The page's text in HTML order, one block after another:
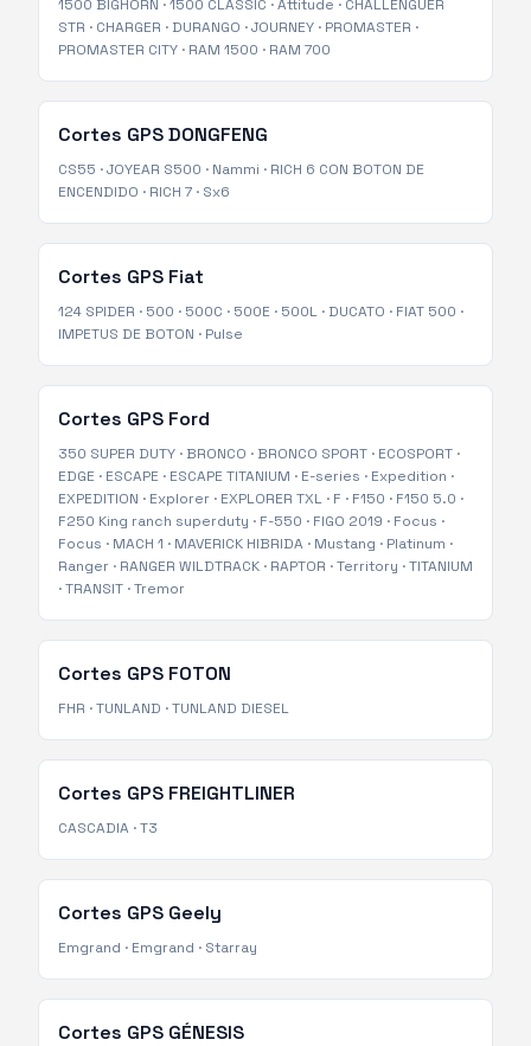
1500 BIGHORN ·1500 CLASSIC ·Attitude · CHALLENGUER
STR · CHARGER · DURANGO ·JOURNEY · PROMASTER ·
PROMASTER CITY · RAM 1500 · RAM 700
Cortes GPSDONGFENG
CS55 ·JOYEAR S500 · Nammi · RICH 6 CON BOTON DE
ENCENDIDO · RICH 7 · Sx6
Cortes GPS Fiat
124 SPIDER · 500 · 500C · 500E · 500L · DUCATO · FIAT 500 ·
IMPETUS DE BOTON · Pulse
Cortes GPS Ford
350 SUPER DUTY · BRONCO · BRONCO SPORT · ECOSPORT ·
EDGE · ESCAPE · ESCAPE TITANIUM · E-series · Expedition ·
EXPEDITION · Explorer · EXPLORER TXL · F · F150 · F150 5.0 ·
F250 King ranch superduty · F-550 · FIGO 2019 · Focus ·
Focus · MACH 1 · MAVERICK HIBRIDA · Mustang · Platinum ·
Ranger · RANGER WILDTRACK · RAPTOR ·Territory ·TITANIUM
·TRANSIT ·Tremor
Cortes GPS FOTON
FHR ·TUNLAND ·TUNLAND DIESEL
Cortes GPS FREIGHTLINER
CASCADIA ·T3
Cortes GPS Geely
Emgrand · Emgrand · Starray
Cortes GPS GÉNESIS